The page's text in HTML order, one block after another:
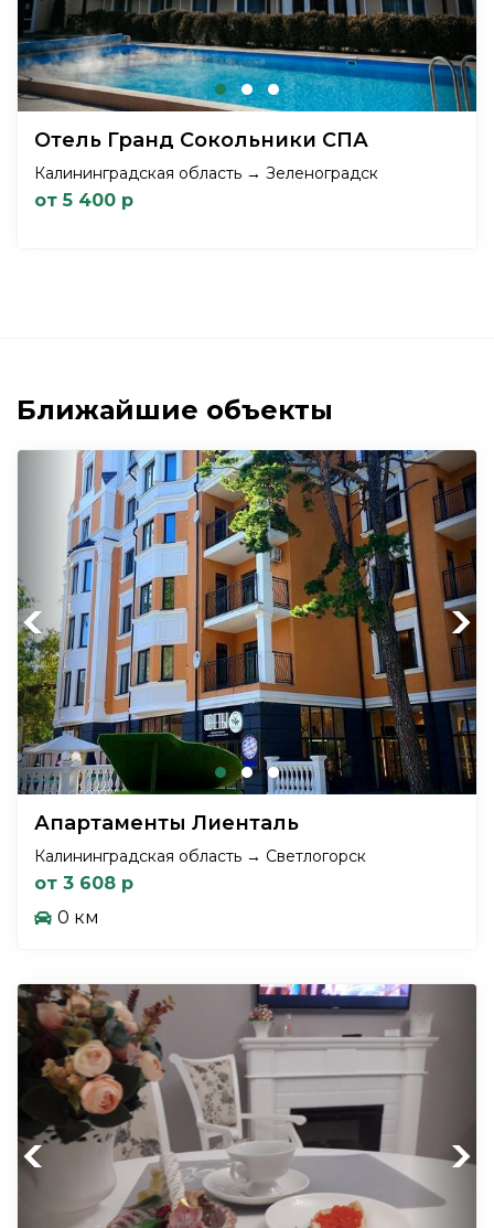
Отель Гранд Сокольники СПА
Калининградская область → Зеленоградск
от 5 400 р
Ближайшие объекты
Previous Next
Апартаменты Лиенталь
Калининградская область → Светлогорск
от 3 608 р
0 км
Previous Next